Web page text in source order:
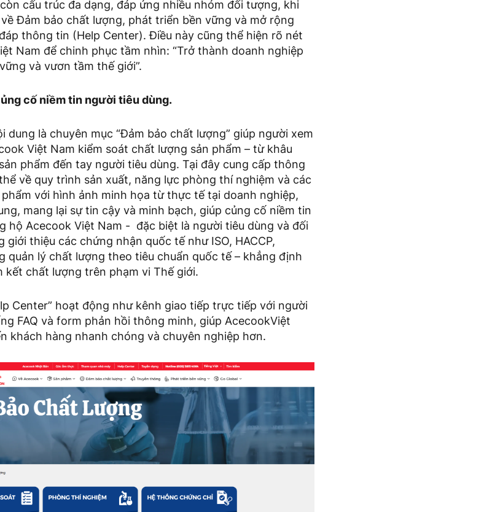
cấu trúc đa dạng, đáp ứng nhiều nhóm đối tượng, khi
Đảm bảo chất lượng, phát triển bền vững và mở rộng
thông tin (Help Center). Điều này cũng thể hiện rõ nét
Nam để chinh phục tầm nhìn: “Trở thành doanh nghiệp
và vươn tầm thế giới”.
cố niềm tin người tiêu dùng.
là chuyên mục “Đảm bảo chất lượng” giúp người xem
Việt Nam kiểm soát chất lượng sản phẩm – từ khâu
phẩm đến tay người tiêu dùng. Tại đây cung cấp thông
về quy trình sản xuất, năng lực phòng thí nghiệm và các
với hình ảnh minh họa từ thực tế tại doanh nghiệp,
mang lại sự tin cậy và minh bạch, giúp củng cố niềm tin
hộ Acecook Việt Nam - đặc biệt là người tiêu dùng và đối
giới thiệu các chứng nhận quốc tế như ISO, HACCP,
quản lý chất lượng theo tiêu chuẩn quốc tế – khẳng định
kết chất lượng trên phạm vi Thế giới.
Center” hoạt động như kênh giao tiếp trực tiếp với người
FAQ và form phản hồi thông minh, giúp AcecookViệt
khách hàng nhanh chóng và chuyên nghiệp hơn.